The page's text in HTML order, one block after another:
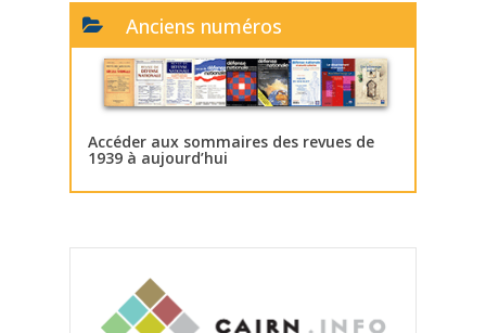
Anciens numéros
Accéder aux sommaires des revues de
1939 à aujourd’hui